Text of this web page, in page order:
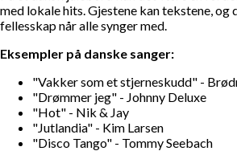
med lokale hits. Gjestene kan tekstene, og
fellesskap når alle synger med.
Eksempler på danske sanger:
"Vakker som et stjerneskudd" -
"Drømmer jeg" - Johnny Deluxe
"Hot" - Nik & Jay
"Jutlandia" - Kim Larsen
"Disco Tango" - Tommy Seebach